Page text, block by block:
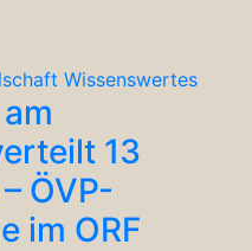
Wissenswertes
13
ÖVP-
im ORF